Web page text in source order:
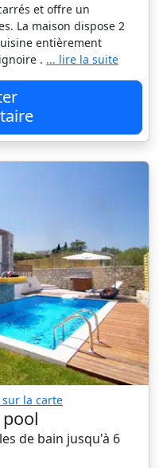
et offre un
La maison dispose 2
entièrement
. ... lire la suite
sur la carte
de bain jusqu'à 6